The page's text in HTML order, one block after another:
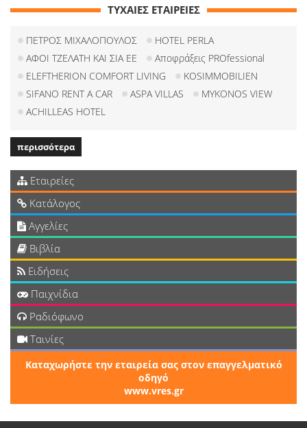
ΤΥΧΑΙΕΣ ΕΤΑΙΡΕΙΕΣ
ΠΕΤΡΟΣ ΜΙΧΑΛΟΠΟΥΛΟΣ
HOTEL PERLA
ΑΦΟΙ ΤΖΕΛΑΤΗ ΚΑΙ ΣΙΑ ΕΕ
Αποφράξεις PROfessional
ELEFTHERION COMFORT LIVING
KOSIMMOBILIEN
SIFANO RENT A CAR
ASPA VILLAS
MYKONOS VIEW
ACHILLEAS HOTEL
περισσότερα
Εταιρείες
Κατάλογος
Αγγελίες
Βιβλία
Ειδήσεις
Παιχνίδια
Ραδιόφωνο
Ταινίες
Καταχωρήστε την εταιρεία σας στον επαγγελματικό
οδηγό
www.vres.gr